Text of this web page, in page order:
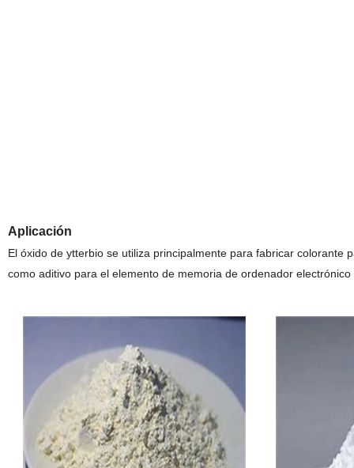
Aplicación
El óxido de ytterbio se utiliza principalmente para fabricar
como aditivo para el elemento de memoria de ordenador